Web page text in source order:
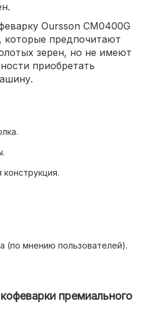
Oursson CM0400G
которые предпочитают
зерен, но не имеют
приобретать
(по мнению пользователей).
премиального